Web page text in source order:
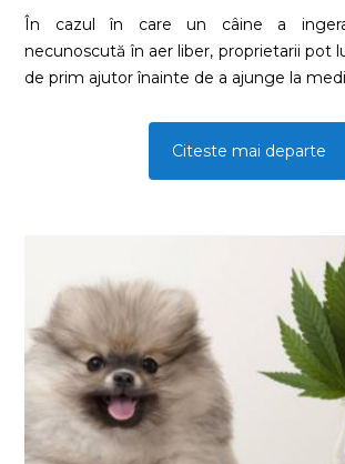
În cazul în care un câine a
necunoscută în aer liber, proprietarii pot
de prim ajutor înainte de a ajunge la
Citeste mai departe